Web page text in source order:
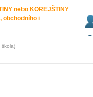
nebo KOREJŠTINY
obchodního i
škola)
–